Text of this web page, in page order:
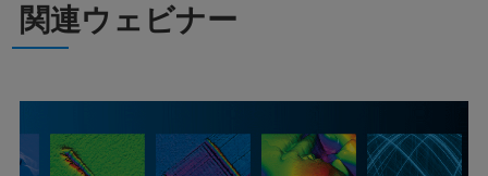
関連ウェビナー